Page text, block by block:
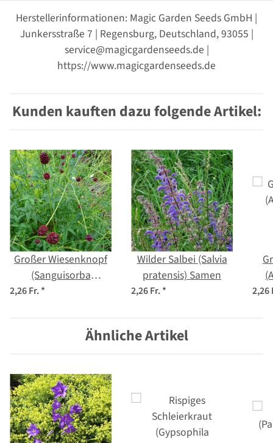
Herstellerinformationen: Magic Garden Seeds GmbH |
Junkersstraße 7 | Regensburg, Deutschland, 93055 |
service@magicgardenseeds.de |
https://www.magicgardenseeds.de
Kunden kauften dazu folgende Artikel:
Großer Wiesenknopf
(Sanguisorba
officinalis) Samen
2,26 Fr.*
Wilder Salbei (Salvia
pratensis) Samen
2,26 Fr.* 2,26
Ähnliche Artikel